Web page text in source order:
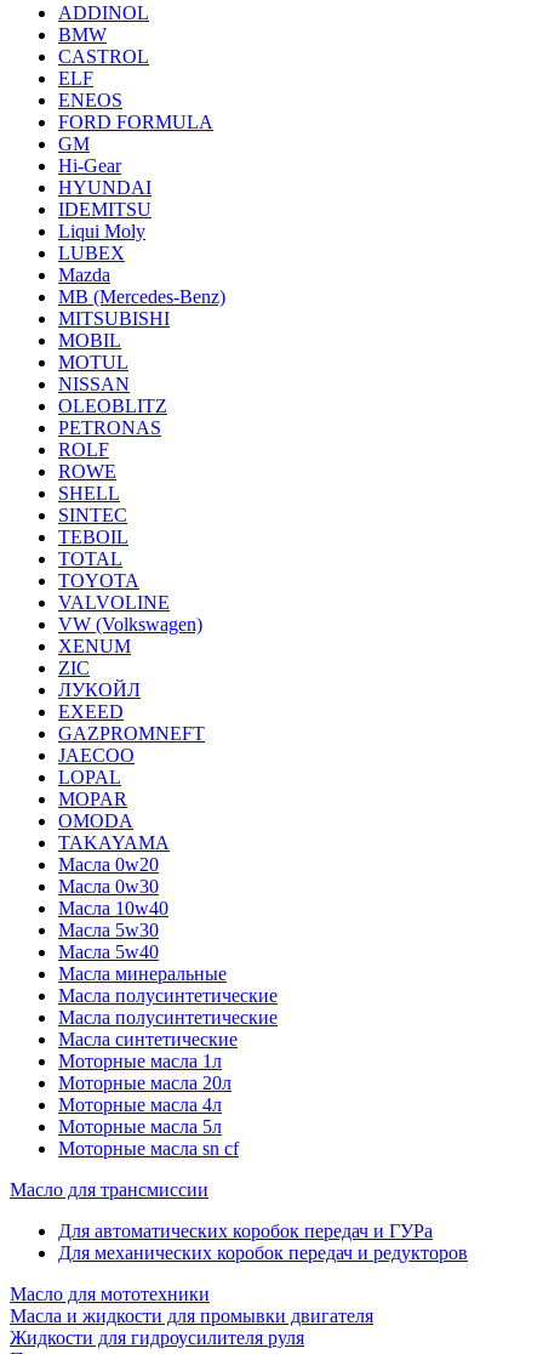
ADDINOL
BMW
CASTROL
ELF
ENEOS
FORD FORMULA
GM
Hi-Gear
HYUNDAI
IDEMITSU
Liqui Moly
LUBEX
Mazda
MB (Mercedes-Вenz)
MITSUBISHI
MOBIL
MOTUL
NISSAN
OLEOBLITZ
PETRONAS
ROLF
ROWE
SHELL
SINTEC
TEBOIL
TOTAL
TOYOTA
VALVOLINE
VW (Volkswagen)
XENUM
ZIC
ЛУКОЙЛ
EXEED
GAZPROMNEFT
JAECOO
LOPAL
MOPAR
OMODA
TAKAYAMA
Масла 0w20
Масла 0w30
Масла 10w40
Масла 5w30
Масла 5w40
Масла минеральные
Масла полусинтетические
Масла полусинтетические
Масла синтетические
Моторные масла 1л
Моторные масла 20л
Моторные масла 4л
Моторные масла 5л
Моторные масла sn cf
Масло для трансмиссии
Для автоматических коробок передач и ГУРа
Для механических коробок передач и редукторов
Масло для мототехники
Масла и жидкости для промывки двигателя
Жидкости для гидроусилителя руля